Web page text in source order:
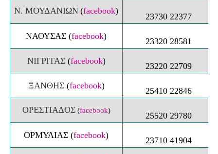
Ν. ΜΟΥΔΑΝΙΩΝ (facebook)
23730 22377
ΝΑΟΥΣΑΣ (facebook)
23320 28581
ΝΙΓΡΙΤΑΣ(facebook)
23220 22709
ΞΑΝΘΗΣ(facebook)
25410 22846
ΟΡΕΣΤΙΑΔΟΣ (facebook)
25520 29780
ΟΡΜΥΛΙΑΣ (facebook)
23710 41904